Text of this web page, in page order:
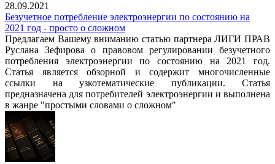
28.09.2021
Безучетное потребление электроэнергии по состоянию на
2021 год - просто о сложном
Предлагаем Вашему вниманию статью партнера ЛИГИ ПРАВ
Руслана Зефирова о правовом регулировании безучетного
потребления электроэнергии по состоянию на 2021 год.
Статья является обзорной и содержит многочисленные
ссылки на узкотематические публикации. Статья
предназначена для потребителей электроэнергии и выполнена
в жанре "простыми словами о сложном"